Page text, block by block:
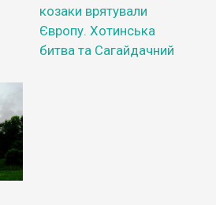
козаки врятували
Європу. Хотинська
битва та Сагайдачний